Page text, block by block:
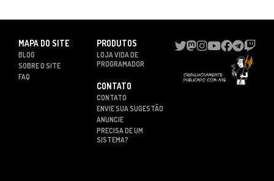
MAPA DO SITE
BLOG
SOBRE O SITE
FAQ
PRODUTOS
LOJA VIDA DE
PROGRAMADOR
CONTATO
CONTATO
ENVIE SUA SUGESTÃO
ANUNCIE
PRECISA DE UM
SISTEMA?